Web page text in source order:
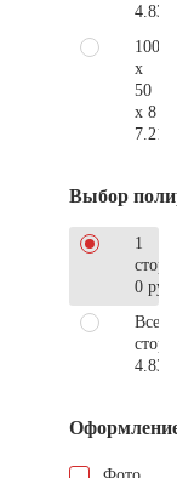
100
x
50
x 8
Выбор
1
0 руб.
Все